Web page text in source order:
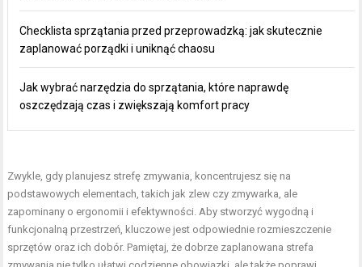
Checklista sprzątania przed przeprowadzką: jak skutecznie
zaplanować porządki i uniknąć chaosu
Jak wybrać narzędzia do sprzątania, które naprawdę
oszczędzają czas i zwiększają komfort pracy
Zwykle, gdy planujesz strefę zmywania, koncentrujesz się na
podstawowych elementach, takich jak zlew czy zmywarka, ale
zapominany o ergonomii i efektywności. Aby stworzyć wygodną i
funkcjonalną przestrzeń, kluczowe jest odpowiednie rozmieszczenie
sprzętów oraz ich dobór. Pamiętaj, że dobrze zaplanowana strefa